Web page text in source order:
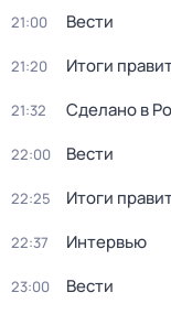
21:00 Вести
21:20 Итоги
21:32 Сделано в
22:00 Вести
22:25 Итоги
22:37 Интервью
23:00 Вести